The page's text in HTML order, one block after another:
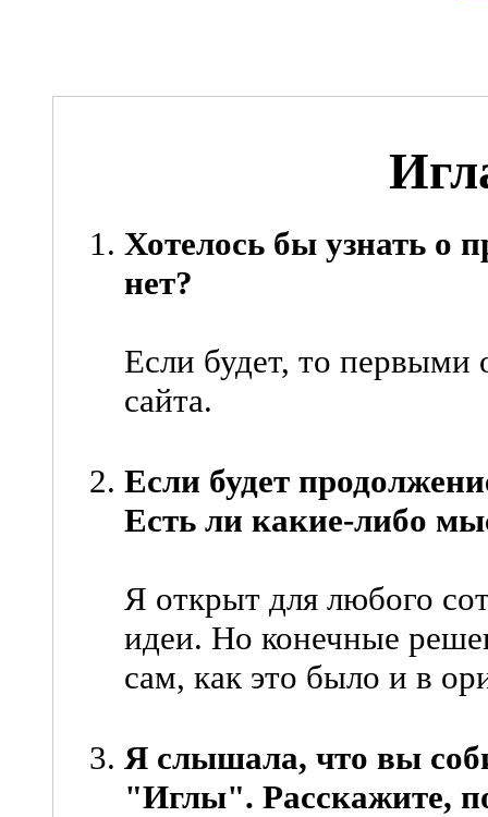
Хотелось бы узнать о
нет?
Если будет, то первыми
сайта.
Если будет
Есть ли какие-либо
Я открыт для любого
идеи. Но конечные
сам, как это было и в
Я слышала, что вы
"Иглы". Расскажите,